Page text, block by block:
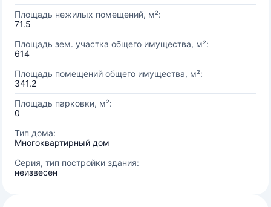
Площадь нежилых помещений, м²:
71.5
Площадь зем. участка общего имущества, м²:
614
Площадь помещений общего имущества, м²:
341.2
Площадь парковки, м²:
0
Тип дома:
Многоквартирный дом
Серия, тип постройки здания:
неизвесен